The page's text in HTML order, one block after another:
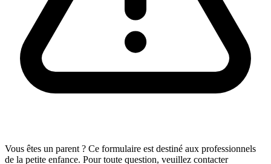
Vous êtes un parent ? Ce formulaire est destiné aux professionnels
de la petite enfance. Pour toute question, veuillez contacter